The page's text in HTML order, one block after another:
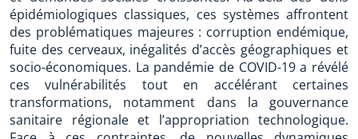
épidémiologiques classiques, ces systèmes affrontent
des problématiques majeures : corruption endémique,
fuite des cerveaux, inégalités d’accès géographiques et
socio-économiques. La pandémie de COVID-19 a révélé
ces vulnérabilités tout en accélérant certaines
transformations, notamment dans la gouvernance
sanitaire régionale et l’appropriation technologique.